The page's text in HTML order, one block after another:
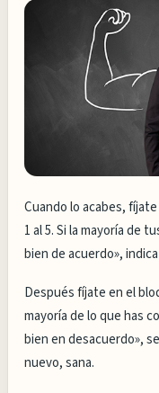
Cuando lo acabes,
1 al 5. Si la mayoría de
bien de acuerdo»,
Después fíjate en el
mayoría de lo que has
bien en desacuerdo»,
nuevo, sana.